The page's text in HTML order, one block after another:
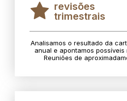
revisões
trimestrais
Analisamos o resultado da
anual e apontamos
Reuniões de